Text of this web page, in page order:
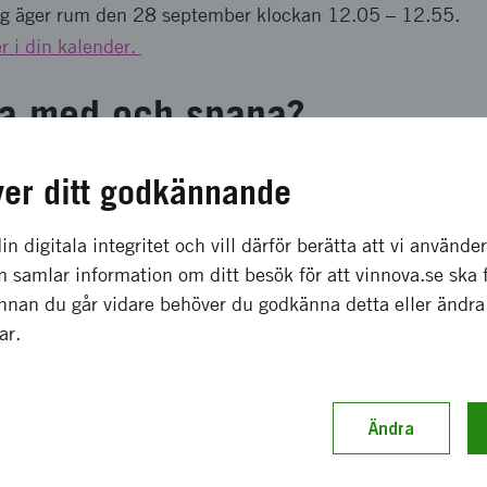
äger rum den 28 september klockan 12.05 – 12.55.
i din kalender.
med och spana?
. Du får fem minuter på dig att spana som följs av fem
du ser och som säger någonting om framtiden. Vilken
Vilken riktning tar det oss? Vad betyder det här?
att lära dig mer om
ditt godkännande
digitala integritet och vill därför berätta att vi
samlar information om ditt besök för att vinnova.se ska
du går vidare behöver du godkänna detta eller
Ändra